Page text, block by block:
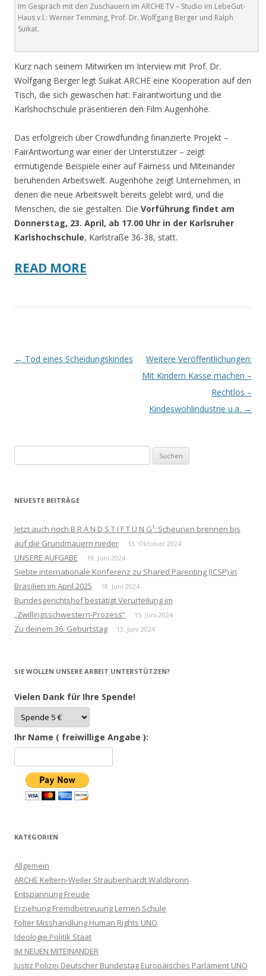
Im Gespräch mit den Zuschauern im ARCHE TV – Studio im LebeGut-
Haus v.l.: Werner Temming, Prof. Dr. Wolfgang Berger und Ralph
Suikat.
Kurz nach seinem Mitwirken im Interview mit Prof. Dr.
Wolfgang Berger legt Suikat ARCHE eine Kooperation auf den
Tisch, die sich gewaschen hat: Fairantwortung und die
Karlshochschule präsentieren den Film Augenhöhe.
Das erfolgreich über Crowdfunding finanzierte Projekt –
FairAntwortung war einer der Unterstützer – zeigt
ermutigende Beispiele einer auf Fairness und Miteinander
beruhenden Arbeitswelt. Augenhöhe zeigt Unternehmen, in
denen die neue Arbeitswelt bereits gelebt wird, und die
Menschen, die sie gestalten. Die Vorführung findet am
Donnerstag, 23. April, ab 17.00 Uhr in der Karlsruher
Karlshochschule, Karlstraße 36-38, statt.
READ MORE
Beitrags-
← Tod eines Scheidungskindes
Weitere Veröffentlichungen:
Mit Kindern Kasse machen –
Rechtlos –
Kindeswohlindustrie u.a. →
nach:
NEUESTE BEITRÄGE
Jetzt auch noch B R A N D S T I F T U N G¹: Scheunen brennen bis
auf die Grundmauern nieder
13. Oktober 2024
UNSERE AUFGABE 19. Juni 2024
Siebte internationale Konferenz zu Shared Parenting (ICSP) in
Brasilien im April 2025
18. Juni 2024
Bundesgerichtshof bestätigt Verurteilung im
„Zwillingsschwestern-Prozess“
15. Juni 2024
Zu deinem 36. Geburtstag 13. Juni 2024
SIE WOLLEN UNSERE ARBEIT UNTERSTÜTZEN?
Vielen Dank für Ihre Spende!
Ihr Name ( freiwillige Angabe ):
KATEGORIEN
Allgemein
ARCHE Keltern-Weiler Straubenhardt Waldbronn
Entspannung Freude
Erziehung Fremdbetreuung Lernen Schule
Folter Misshandlung Human Rights UNO
Ideologie Politik Staat
IM NEUEN MITEINANDER
Justiz Polizei Deutscher Bundestag Europäisches Parlament UNO